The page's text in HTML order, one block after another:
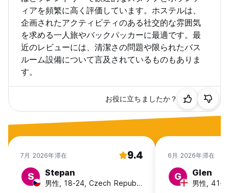
ィアを頻繁に高く評価しています。ホステルは、
企画されたアクティビティのある社交的な雰囲気
を求める一人旅やバックパッカーに最適です。最
近のレビューには、清潔さの問題や限られたバス
ルーム設備について言及されているものもありま
す。
お役に立ちましたか？
7月 2026年滞在 9.4
S Stepan
男性, 18-24, Czech Republic
6月 2026年滞在
G Glen
男性, 41+,